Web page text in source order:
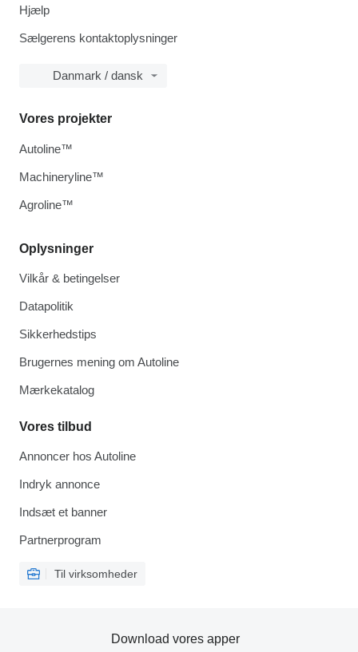
Hjælp
Sælgerens kontaktoplysninger
Danmark / dansk
Oplysninger
Vilkår & betingelser
Datapolitik
Sikkerhedstips
Brugernes mening om Autoline
Mærkekatalog
Vores tilbud
Annoncer hos Autoline
Indryk annonce
Indsæt et banner
Partnerprogram
Til virksomheder
Vores projekter
Autoline™
Machineryline™
Agroline™
Download vores apper